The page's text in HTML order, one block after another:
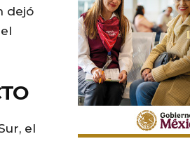
dejó
el